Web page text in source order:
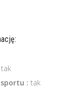
tak
: tak